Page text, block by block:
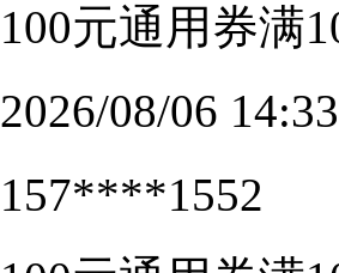
100元通用券满
2026/08/06
157****1552